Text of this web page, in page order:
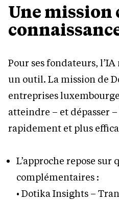
Une mission
Pour ses fondateurs, l’IA
un outil. La mission de
entreprises
atteindre – et dépasser
rapidement et plus
L’approche repose
complémentaires :
• Dotika Insights –